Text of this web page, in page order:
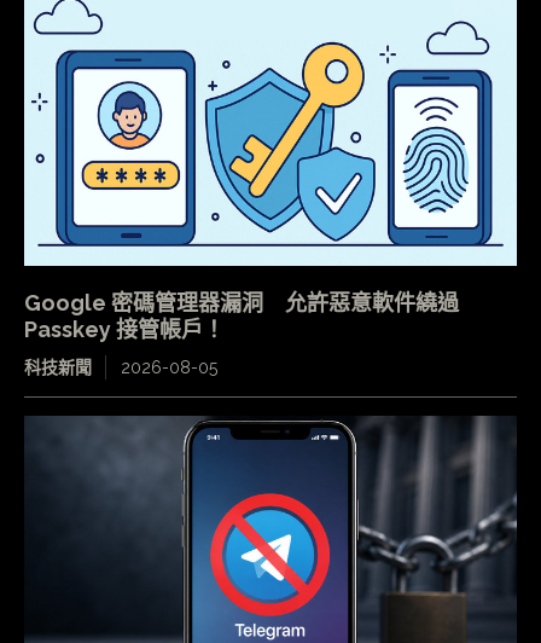
Google 密碼管理器漏洞 允許惡意軟件繞過
Passkey 接管帳戶！
科技新聞 2026-08-05